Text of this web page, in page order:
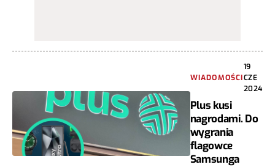
WIADOMOŚCI
19
CZE
2024
Plus kusi
nagrodami. Do
wygrania
flagowce
Samsunga